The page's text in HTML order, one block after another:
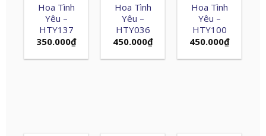
Hoa Tình
Yêu –
HTY137
350.000₫
Hoa Tình
Yêu –
HTY036
450.000₫
Hoa Tình
Yêu –
HTY100
450.000₫